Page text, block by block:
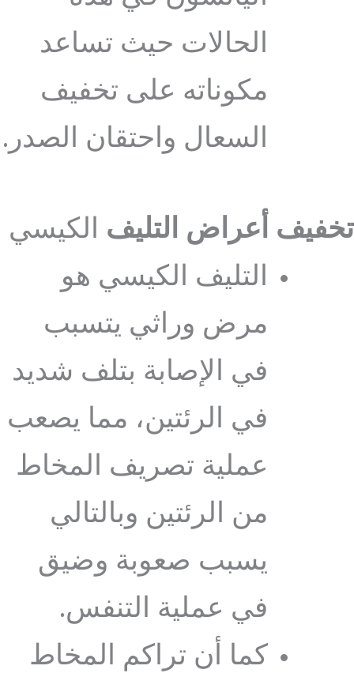
الحالات حيث تساعد
مكوناته على تخفيف
السعال واحتقان الصدر.
تخفيف أعراض التليف الكيسي
التليف الكيسي هو
مرض وراثي يتسبب
في الإصابة بتلف شديد
في الرئتين، مما يصعب
عملية تصريف المخاط
من الرئتين وبالتالي
يسبب صعوبة وضيق
في عملية التنفس.
كما أن تراكم المخاط